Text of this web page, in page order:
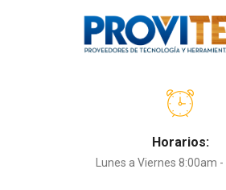
Horarios:
Lunes a Viernes 8:00am